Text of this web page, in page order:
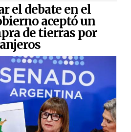
el debate en el
aceptó un
de tierras por